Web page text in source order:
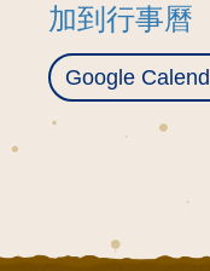
加到行事曆
Google